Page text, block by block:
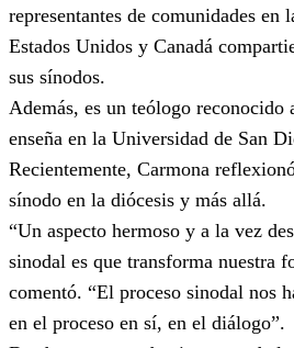
representantes de comunidades en
Estados Unidos y Canadá
sus sínodos.
Además, es un teólogo reconocido
enseña en la Universidad de San
Recientemente, Carmona
sínodo en la diócesis y más allá.
“Un aspecto hermoso y a la vez
sinodal es que transforma nuestra
comentó. “El proceso sinodal nos
en el proceso en sí, en el diálogo”.